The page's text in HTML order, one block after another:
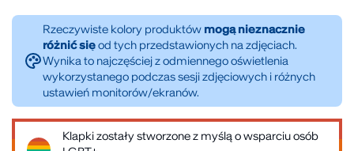
wydaniu.
Do czyszczenia cholewki i podeszwy można użyć gąbki
lub ręcznika nasączonych wodą ze środkiem piorącym
– mydłem lub proszkiem. Delikatnie pocierać aż do
czystości. Buty należy suszyć w ciepłym
pomieszczeniu unikając nasłonecznienia.
Rzeczywiste kolory produktów mogą nieznacznie
różnić sięod tych przedstawionych na zdjęciach.
Wynika to najczęściej z odmiennego oświetlenia
wykorzystanego podczas sesji zdjęciowych i różnych
ustawień monitorów/ekranów.
Klapki zostały stworzone z myślą o wsparciu osób